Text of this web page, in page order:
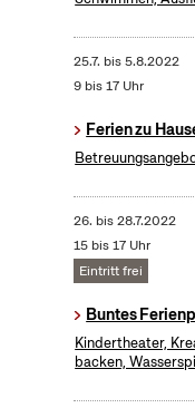
25.7. bis5.8.2022
9 bis 17 Uhr
Ferien zu
26. bis28.7.2022
15 bis 17 Uhr
Eintritt frei
Buntes
Kindertheater,
backen,